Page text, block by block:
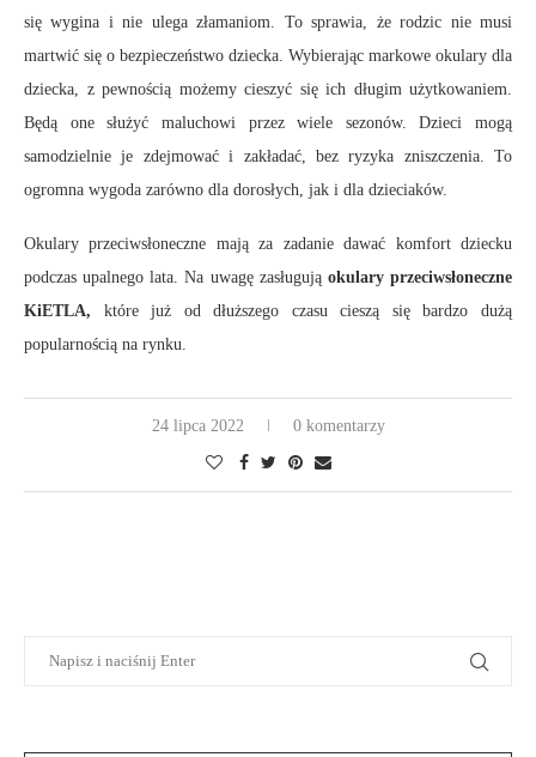
się wygina i nie ulega złamaniom. To sprawia, że rodzic nie musi
martwić się o bezpieczeństwo dziecka. Wybierając markowe okulary dla
dziecka, z pewnością możemy cieszyć się ich długim użytkowaniem.
Będą one służyć maluchowi przez wiele sezonów. Dzieci mogą
samodzielnie je zdejmować i zakładać, bez ryzyka zniszczenia. To
ogromna wygoda zarówno dla dorosłych, jak i dla dzieciaków.
Okulary przeciwsłoneczne mają za zadanie dawać komfort dziecku
podczas upalnego lata. Na uwagę zasługują okulary przeciwsłoneczne
KiETLA, które już od dłuższego czasu cieszą się bardzo dużą
popularnością na rynku.
24 lipca 2022 0 komentarzy